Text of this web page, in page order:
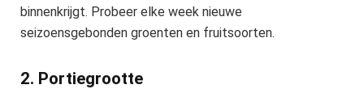
binnenkrijgt. Probeer elke week nieuwe
seizoensgebonden groenten en fruitsoorten.
2. Portiegrootte